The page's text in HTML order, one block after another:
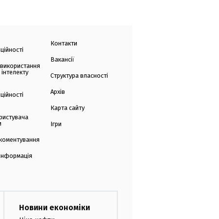
Контакти
Вакансії
Структура власності
Архів
Карта сайту
Ігри
Новини економіки